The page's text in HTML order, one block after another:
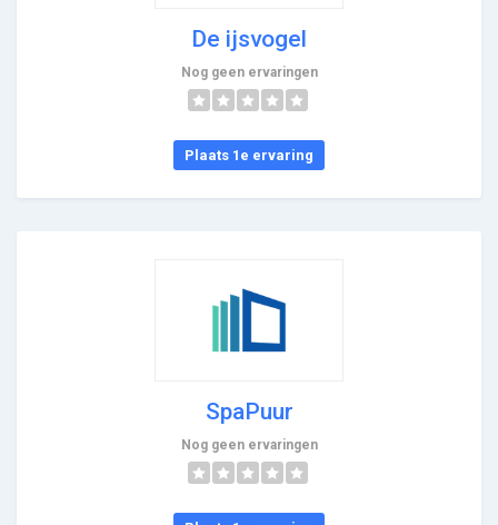
De ijsvogel
Nog geen ervaringen
Plaats 1e ervaring
SpaPuur
Nog geen ervaringen